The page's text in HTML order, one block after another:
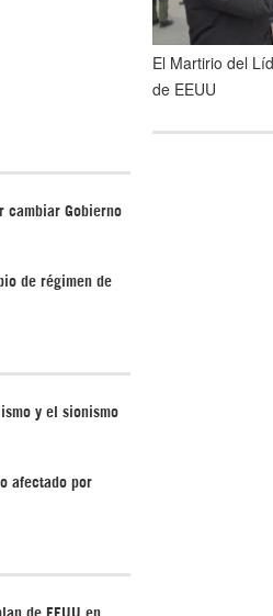
cambiar Gobierno
de régimen de
y el sionismo
afectado por
de EEUU en
El Martirio del
de EEUU